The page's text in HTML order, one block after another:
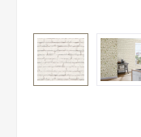
Bildergalerie